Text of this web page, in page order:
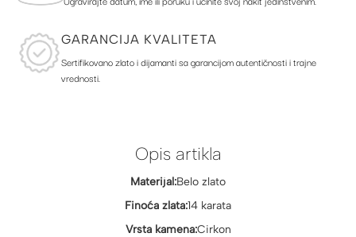
GARANCIJA KVALITETA
Sertifikovano zlato i dijamanti sa garancijom autentičnosti i trajne
vrednosti.
Opis artikla
Materijal:Belo zlato
Finoća zlata:14 karata
Vrsta kamena:Cirkon